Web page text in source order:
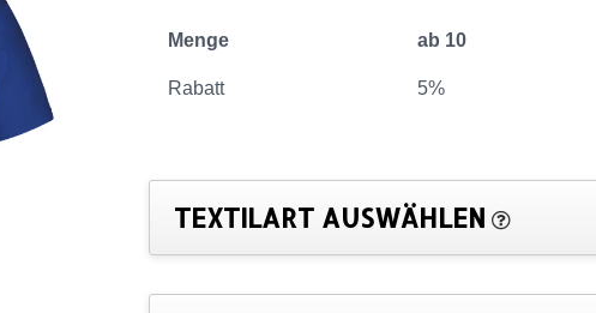
Menge ab 10
Rabatt 5%
TEXTILART AUSWÄHLEN